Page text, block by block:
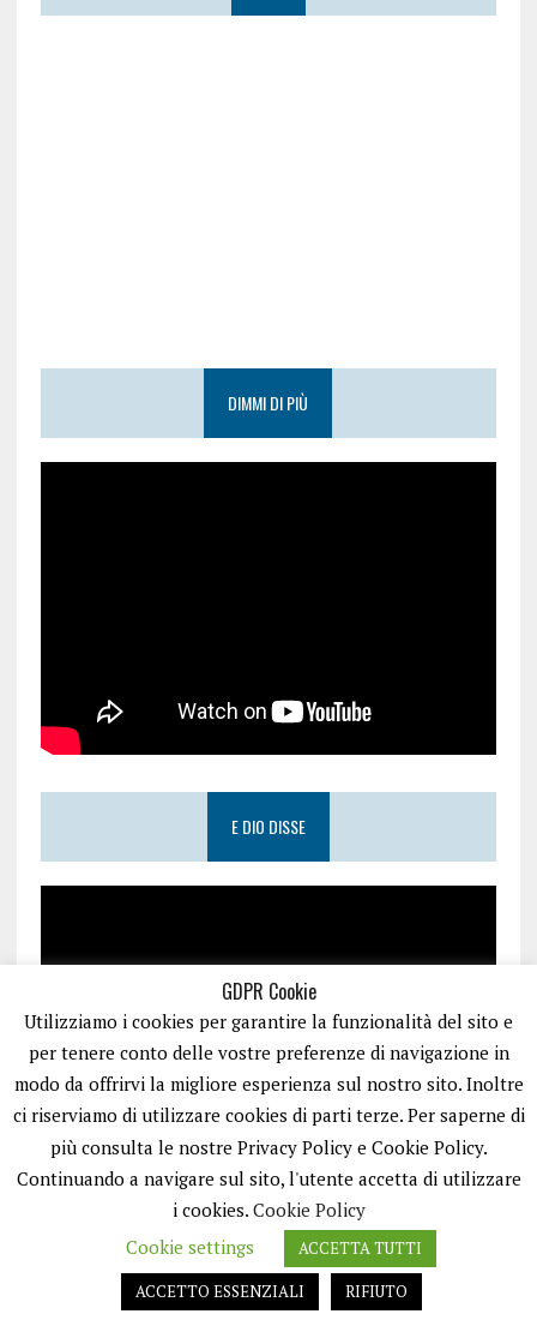
DIMMI DI PIÙ
E DIO DISSE
PUGLIA.NET È UN PORTALE GESTITO DA FRANCESCO TV - PARTITA IVA
08792490727 - TESTATA GIORNALISTICA REGISTRATA PRESSO IL TRIBUNALE
DI TRANI RG N.256/2018 MOD.21/12/2023. TUTTI I DIRITTI RISERVATI.
GDPR Cookie
Utilizziamo i cookies per garantire la funzionalità del sito e
per tenere conto delle vostre preferenze di navigazione in
modo da offrirvi la migliore esperienza sul nostro sito. Inoltre
ci riserviamo di utilizzare cookies di parti terze. Per saperne di
più consulta le nostre Privacy Policy e Cookie Policy.
Continuando a navigare sul sito, l'utente accetta di utilizzare
i cookies. Cookie Policy
Cookie settings
ACCETTA TUTTI
ACCETTO ESSENZIALI
RIFIUTO